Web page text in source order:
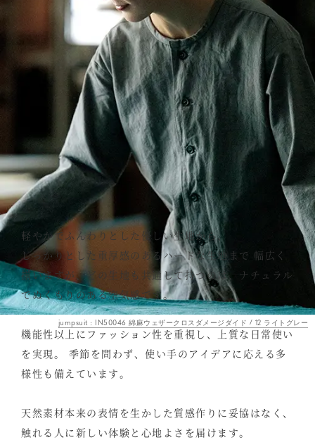
jumpsuit : IN50046 綿麻ウェザークロスダメージダイド / 12 ライトグレー
軽やかでふんわりとした優しい生地から、
しっかりとした重厚感のあるハードな生地まで 幅広く
揃いますが、どの生地も共通して持つのは、 ナチュラル
でぬくもりのある空気感です。
機能性以上にファッション性を重視し、上質な日常使い
を実現。
季節を問わず、使い手のアイデアに応える多
様性も備えています。
天然素材本来の表情を生かした質感作りに妥協はなく、
触れる人に新しい体験と心地よさを届けます。